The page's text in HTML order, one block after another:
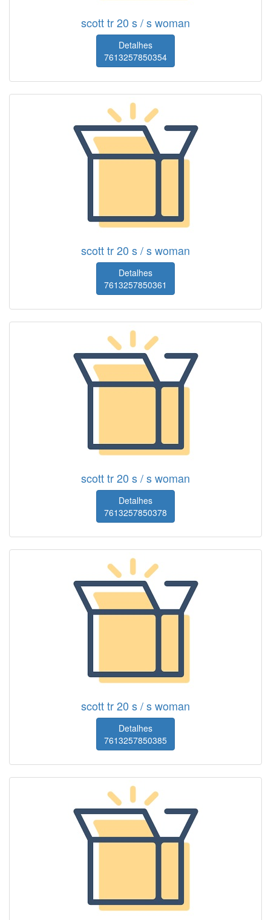
scott tr 20 s / s woman
Detalhes
7613257850354
scott tr 20 s / s woman
Detalhes
7613257850361
scott tr 20 s / s woman
Detalhes
7613257850378
scott tr 20 s / s woman
Detalhes
7613257850385